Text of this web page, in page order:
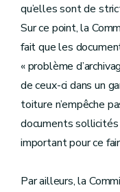
qu’elles sont de
Sur ce point, la
fait que les
« problème
de ceux-ci dans un
toiture n’empêche
documents sollicités
important pour ce
Par ailleurs, la